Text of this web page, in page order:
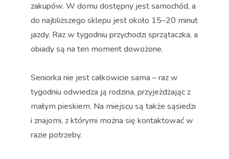
zakupów. W domu dostępny jest samochód, a
do najbliższego sklepu jest około 15–20 minut
jazdy. Raz w tygodniu przychodzi sprzątaczka, a
obiady są na ten moment dowożone.
Seniorka nie jest całkowicie sama – raz w
tygodniu odwiedza ją rodzina, przyjeżdżając z
małym pieskiem. Na miejscu są także sąsiedzi
i znajomi, z którymi można się kontaktować w
razie potrzeby.